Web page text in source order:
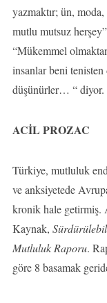
yazmaktır; ün,
mutlu mutsuz
“Mükemmel
insanlar beni
düşünürler… “ diyor.
ACİL PROZAC
Türkiye, mutluluk
ve anksiyetede
kronik hale getirmiş.
Kaynak,
Mutluluk Raporu.
göre 8 basamak